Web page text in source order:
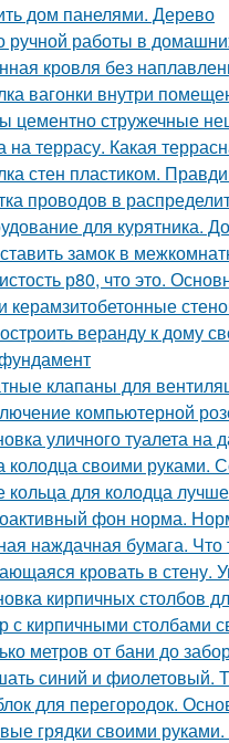
дом панелями. Дерево
работы в
кровля без
вагонки внутри
цементно стружечные
на террасу. Какая
стен пластиком.
проводов в
для курятника.
замок в
р80, что это.
керамзитобетонные
веранду к дому
клапаны для
компьютерной
уличного туалета
колодца своими руками.
кольца для колодца
фон норма.
наждачная бумага.
кровать в стену.
кирпичных столбов
с кирпичными столбами
метров от бани до
синий и фиолетовый.
для перегородок.
грядки своими